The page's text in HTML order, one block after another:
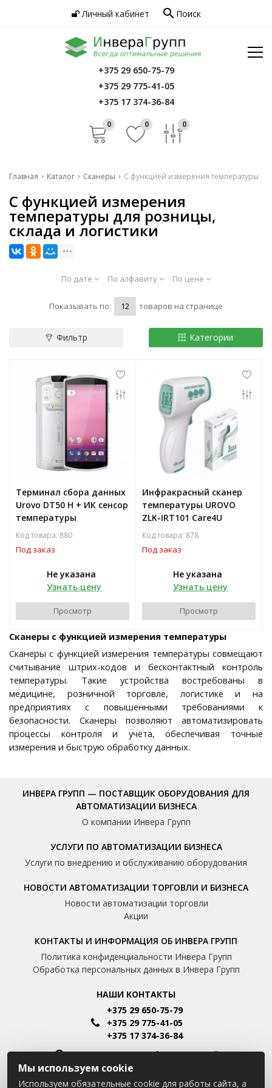
Личный кабинет search Поиск
Главная
Каталог
Услуги
Сервис
Инфо
Контакты
+375 29 650-75-79
+375 29 775-41-05
+375 17 374-36-84
0 0 0
Главная Каталог Сканеры С функцией измерения температуры
С функцией измерения
температуры для розницы,
склада и логистики
По дате По алфавиту По цене
Показывать по: товаров на странице
Фильтр Категории
Терминал сбора данных
Urovo DT50 H + ИК сенсор
температуры
Код товара: 880
Под заказ
Не указана
Узнать цену
Просмотр
Инфракрасный сканер
температуры UROVO
ZLK-IRT101 Care4U
Код товара: 878
Под заказ
Не указана
Узнать цену
Просмотр
Сканеры с функцией измерения температуры
Сканеры с функцией измерения температуры совмещают
считывание штрих-кодов и бесконтактный контроль
температуры. Такие устройства востребованы в
медицине, розничной торговле, логистике и на
предприятиях с повышенными требованиями к
безопасности. Сканеры позволяют автоматизировать
процессы контроля и учёта, обеспечивая точные
измерения и быструю обработку данных.
ИНВЕРА ГРУПП — ПОСТАВЩИК ОБОРУДОВАНИЯ ДЛЯ
АВТОМАТИЗАЦИИ БИЗНЕСА
О компании Инвера Групп
УСЛУГИ ПО АВТОМАТИЗАЦИИ БИЗНЕСА
Услуги по внедрению и обслуживанию оборудования
НОВОСТИ АВТОМАТИЗАЦИИ ТОРГОВЛИ И БИЗНЕСА
Новости автоматизации торговли
Акции
КОНТАКТЫ И ИНФОРМАЦИЯ ОБ ИНВЕРА ГРУПП
Политика конфиденциальности Инвера Групп
Обработка персональных данных в Инвера Групп
НАШИ КОНТАКТЫ
+375 29 650-75-79
+375 29 775-41-05
+375 17 374-36-84
Пн-Пт: 8.00 - 16.00 Сб-Вс: Выходной
Минск, Шафарнянская улица, 11
Мы используем cookie
Используем обязательные cookie для работы сайта, а
Услуги
Сервис
Инфо
Контакты